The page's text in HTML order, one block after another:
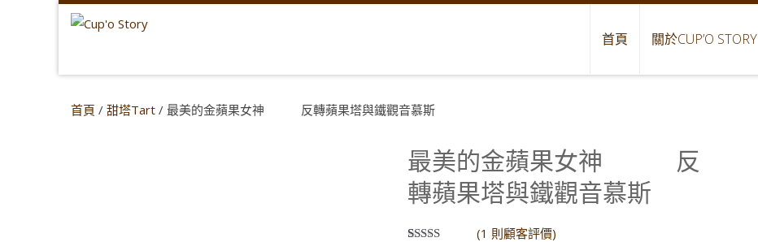
首頁 關於CUP’O STORY
首頁 / 甜塔Tart / 最美的金蘋果女神 反轉蘋果塔與鐵觀音慕斯
最美的金蘋果女神 反
轉蘋果塔與鐵觀音慕斯
(1 則顧客評價)